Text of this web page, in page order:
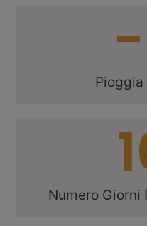
Pioggia
Numero Giorni